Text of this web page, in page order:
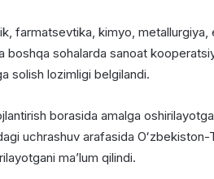
farmatsevtika, kimyo,
boshqa sohalarda sanoat
solish lozimligi belgilandi.
borasida amalga
uchrashuv arafasida
maʼlum qilindi.